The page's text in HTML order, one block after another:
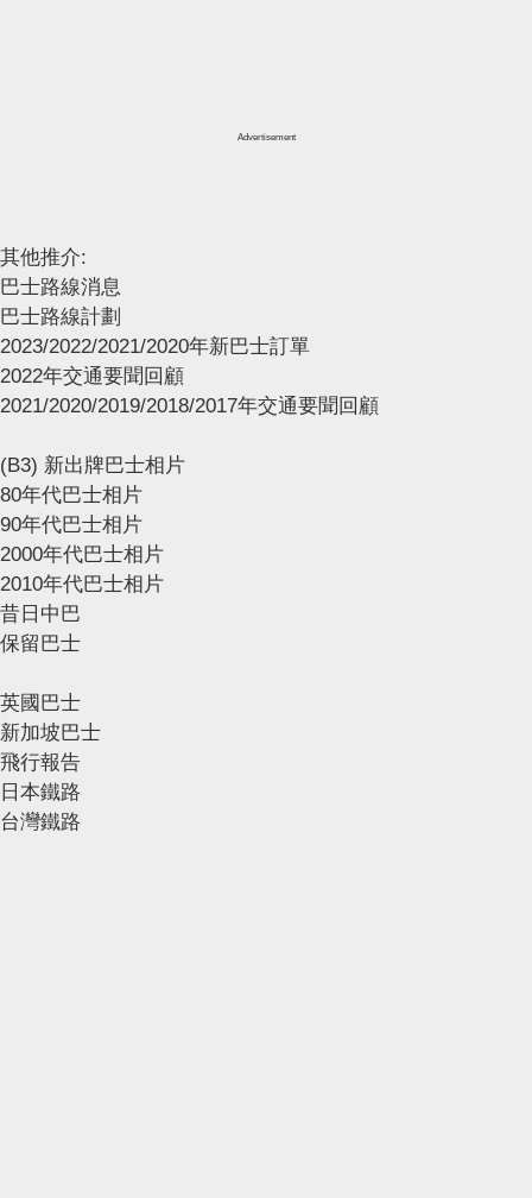
Advertisement
其他推介:
巴士路線消息
巴士路線計劃
2023/2022/2021/2020年新巴士訂單
2022年交通要聞回顧
2021/2020/2019/2018/2017年交通要聞回顧
(B3) 新出牌巴士相片
80年代巴士相片
90年代巴士相片
2000年代巴士相片
2010年代巴士相片
昔日中巴
保留巴士
英國巴士
新加坡巴士
飛行報告
日本鐵路
台灣鐵路